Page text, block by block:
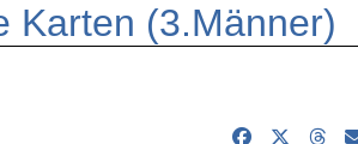
Karten (3.Männer)